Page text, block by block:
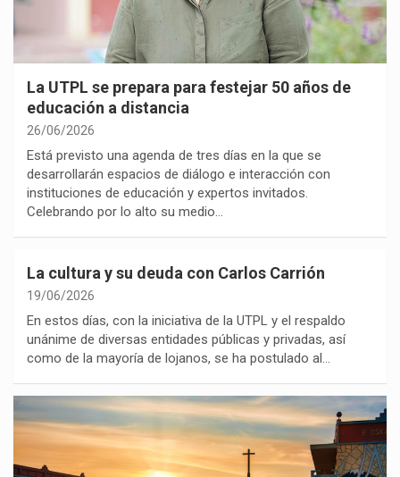
La UTPL se prepara para festejar 50 años de
educación a distancia
26/06/2026
Está previsto una agenda de tres días en la que se
desarrollarán espacios de diálogo e interacción con
instituciones de educación y expertos invitados.
Celebrando por lo alto su medio…
La cultura y su deuda con Carlos Carrión
19/06/2026
En estos días, con la iniciativa de la UTPL y el respaldo
unánime de diversas entidades públicas y privadas, así
como de la mayoría de lojanos, se ha postulado al…